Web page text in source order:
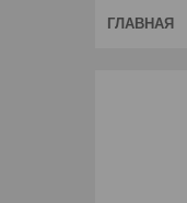
ГЛАВНАЯ